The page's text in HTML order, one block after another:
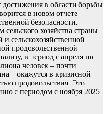
достижения в области борьбы
в новом отчете
безопасности,
хозяйства страны
сельскохозяйственной
продовольственной
в период с апреля по
человек – почти
– окажутся в кризисной
продовольствия. Это
с периодом с ноября 2025